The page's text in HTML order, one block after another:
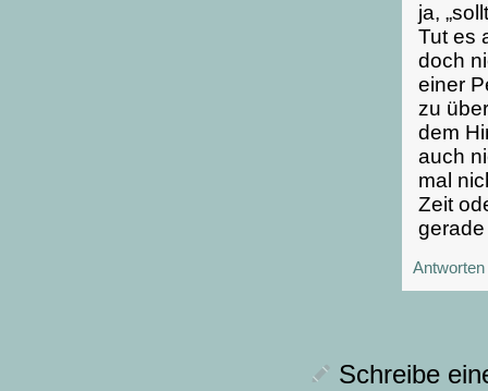
ja,
Tut es
doch
einer
zu
dem
auch
mal
Zeit
Antworten
Schreibe